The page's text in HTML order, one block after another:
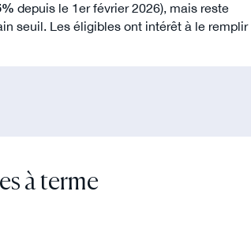
depuis le 1er février 2026), mais reste
seuil. Les éligibles ont intérêt à le remplir
à terme